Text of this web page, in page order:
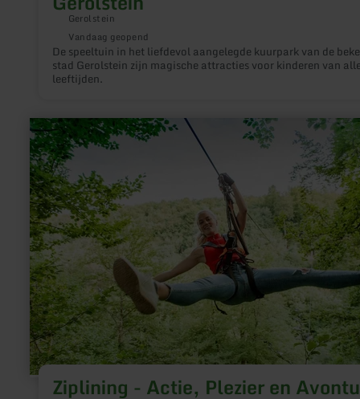
Gerolstein
Vandaag geopend
De speeltuin in het liefdevol aangelegde kuurpark van de
stad Gerolstein zijn magische attracties voor kinderen van
leeftijden.
Ziplining - Actie, Plezier en
meer
informatie
over:
Ziplining
-
Actie,
Plezier
en
Avontuur